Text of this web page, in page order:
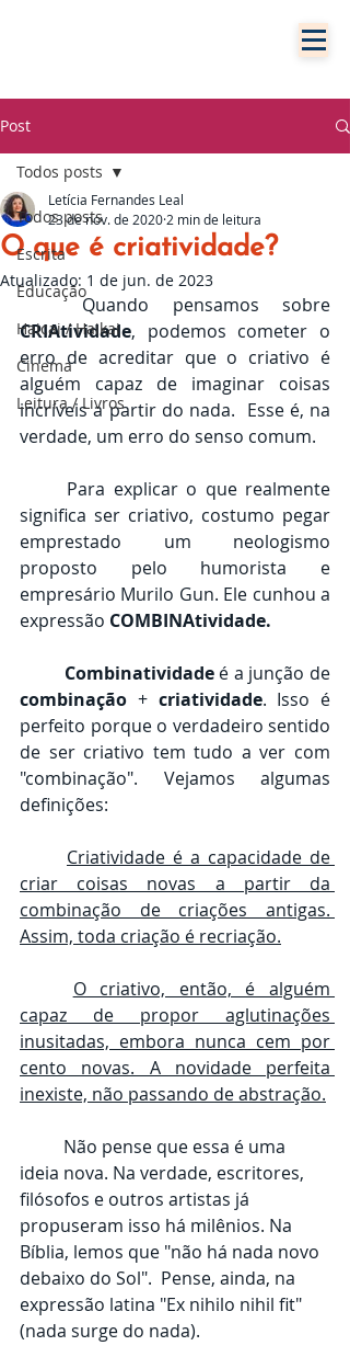
Post
Todos posts
Escrita
Educação
Haicai / Haikai
Cinema
Leitura / Livros
Todos posts
O que é criatividade?
Letícia Fernandes Leal
23 de nov. de 2020 2 min de leitura
Atualizado: 1 de jun. de 2023
CRIAtividade, podemos cometer o
erro de acreditar que o criativo é
alguém capaz de imaginar coisas
incríveis a partir do nada.  Esse é, na
verdade, um erro do senso comum.
significa ser criativo, costumo pegar
emprestado um neologismo
proposto pelo humorista e
empresário Murilo Gun. Ele cunhou a
expressão COMBINAtividade.
Combinatividade
combinação + criatividade. Isso é
perfeito porque o verdadeiro sentido
de ser criativo tem tudo a ver com
"combinação". Vejamos algumas
definições:
Criatividade é a capacidade de
criar coisas novas a partir da
combinação de criações antigas.
Assim, toda criação é recriação.
O criativo, então, é alguém
capaz de propor aglutinações
inusitadas, embora nunca cem por
cento novas. A novidade perfeita
inexiste, não passando de abstração.
ideia nova. Na verdade, escritores,
filósofos e outros artistas já
propuseram isso há milênios. Na
Bíblia, lemos que "não há nada novo
debaixo do Sol".  Pense, ainda, na
expressão latina "Ex nihilo nihil fit"
(nada surge do nada).